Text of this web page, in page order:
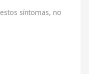
síntomas, no